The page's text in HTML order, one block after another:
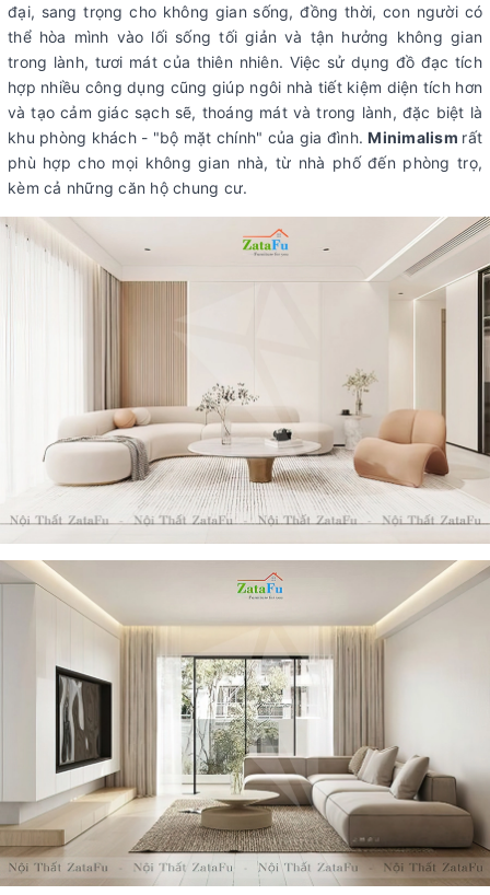
đại, sang trọng cho không gian sống, đồng thời, con người có
thể hòa mình vào lối sống tối giản và tận hưởng không gian
trong lành, tươi mát của thiên nhiên. Việc sử dụng đồ đạc tích
hợp nhiều công dụng cũng giúp ngôi nhà tiết kiệm diện tích hơn
và tạo cảm giác sạch sẽ, thoáng mát và trong lành, đặc biệt là
khu phòng khách - "bộ mặt chính" của gia đình.Minimalism rất
phù hợp cho mọi không gian nhà, từ nhà phố đến phòng trọ,
kèm cả những căn hộ chung cư.